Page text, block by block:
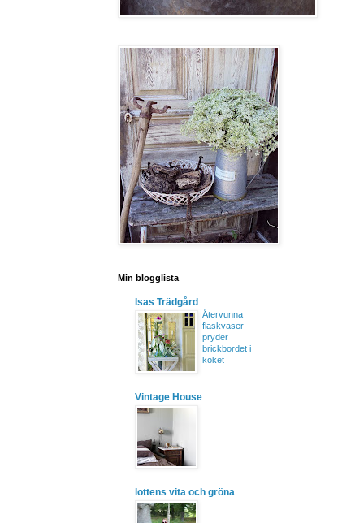
Min blogglista
Isas Trädgård
Återvunna
flaskvaser
pryder
brickbordet i
köket
Vintage House
lottens vita och gröna